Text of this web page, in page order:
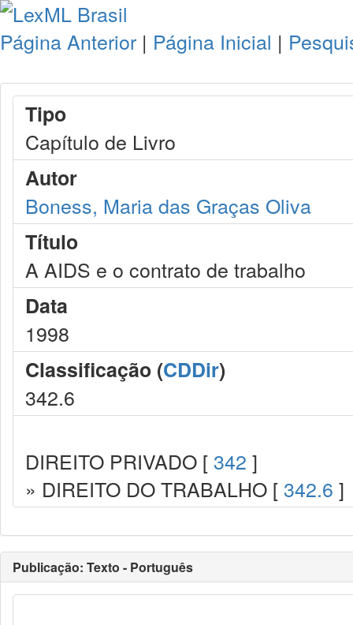
Página Anterior | Página Inicial |
Tipo
Capítulo de Livro
Autor
Boness, Maria das Graças Oliva
Título
A AIDS e o contrato de trabalho
Data
1998
Classificação (CDDir)
342.6
DIREITO PRIVADO [ 342 ]
» DIREITO DO TRABALHO [ 342.6 ]
Publicação: Texto - Português